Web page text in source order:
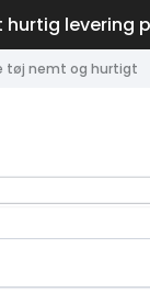
hurtig levering
tøj nemt og hurtigt